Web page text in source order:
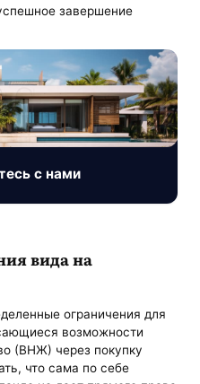
завершение
с нами
вида на
ограничения для
возможности
(ВНЖ) через покупку
что сама по себе